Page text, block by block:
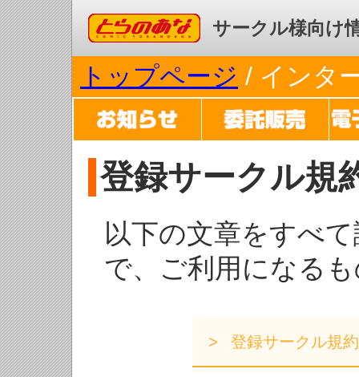
コミックとらのあな サークル様向け
トップページ / インタ
登録サークル規
以下の文章をすべ
で、ご利用になる
登録サークル規約